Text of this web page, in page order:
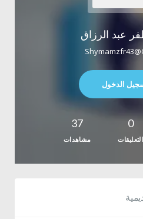
عبد الرزاق
الدخول
0
التعليقات
37
مشاهدات